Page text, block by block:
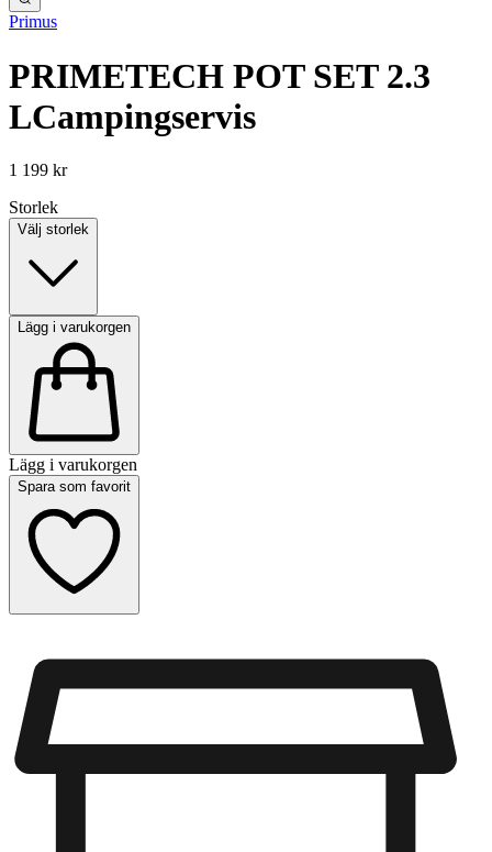
Primus
PRIMETECH POT SET 2.3
LCampingservis
1 199 kr
Storlek
Välj storlek
Lägg i varukorgen
Lägg i varukorgen
Spara som favorit